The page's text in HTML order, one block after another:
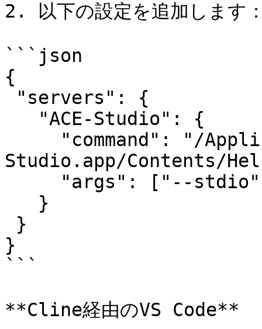
2. 以下の設定を追加します
```json
{
Studio.app/Contents/
}
```
**Cline経由のVS Code**